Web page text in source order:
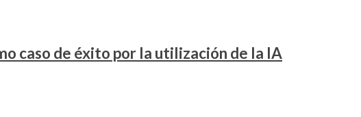
caso de éxito por la utilización de la IA